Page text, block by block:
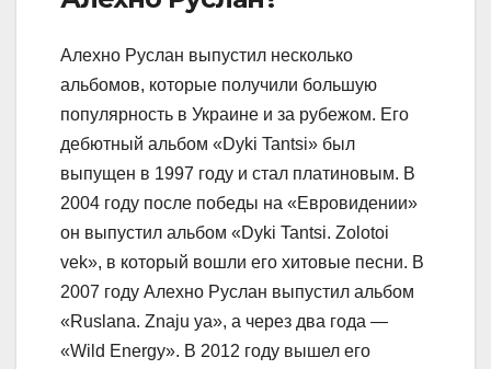
Алехно Руслан выпустил несколько
альбомов, которые получили большую
популярность в Украине и за рубежом. Его
дебютный альбом «Dyki Tantsi» был
выпущен в 1997 году и стал платиновым. В
2004 году после победы на «Евровидении»
он выпустил альбом «Dyki Tantsi. Zolotoi
vek», в который вошли его хитовые песни. В
2007 году Алехно Руслан выпустил альбом
«Ruslana. Znaju ya», а через два года —
«Wild Energy». В 2012 году вышел его